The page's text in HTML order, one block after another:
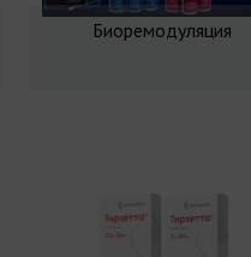
Биоремодуляция